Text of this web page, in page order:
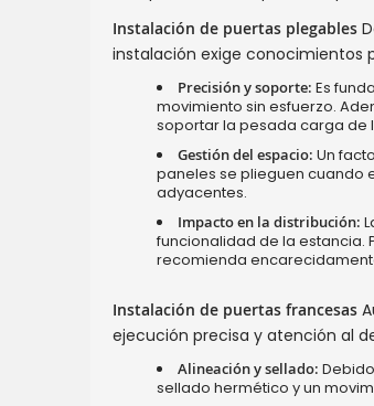
Instalación de puertas plegables
instalación exige conocimientos
Precisión y soporte: Es
movimiento sin esfuerzo.
soportar la pesada carga de
Gestión del espacio: Un
paneles se plieguen cuando
adyacentes.
Impacto en la distribución:
funcionalidad de la estancia.
recomienda
Instalación de puertas francesas
ejecución precisa y atención al
Alineación y sellado:
sellado hermético y un